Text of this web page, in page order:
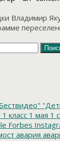
Владимир
1 класс 1 мая 1
Forbes
авария